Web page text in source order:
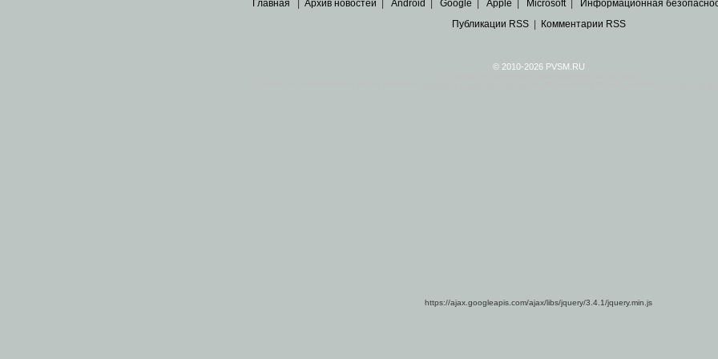
Главная Архив новостей Android Google Apple Microsoft| Информационная
Публикации RSS| Комментарии RSS
© 2010-2026 PVSM.RU
https://ajax.googleapis.com/ajax/libs/jquery/3.4.1/jquery.min.js